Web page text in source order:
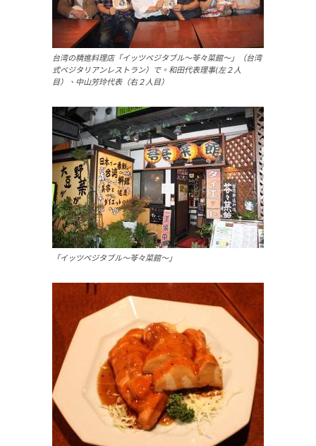
台湾の精進料理店「イッツベジタブル～苓々菜館～」（台湾
式ベジタリアンレストラン）で。和田代表理事(左２人
目）、中山芳玲代表（右２人目）
「イッツベジタブル～苓々菜館～」